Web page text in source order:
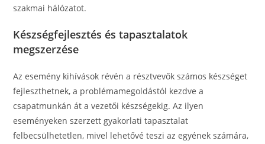
szakmai hálózatot.
Készségfejlesztés és tapasztalatok
megszerzése
Az esemény kihívások révén a résztvevők számos készséget
fejleszthetnek, a problémamegoldástól kezdve a
csapatmunkán át a vezetői készségekig. Az ilyen
eseményeken szerzett gyakorlati tapasztalat
felbecsülhetetlen, mivel lehetővé teszi az egyének számára,